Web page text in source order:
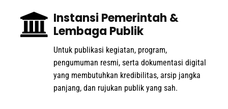
Instansi Pemerintah &
Lembaga Publik
Untuk publikasi kegiatan, program,
pengumuman resmi, serta dokumentasi digital
yang membutuhkan kredibilitas, arsip jangka
panjang, dan rujukan publik yang sah.